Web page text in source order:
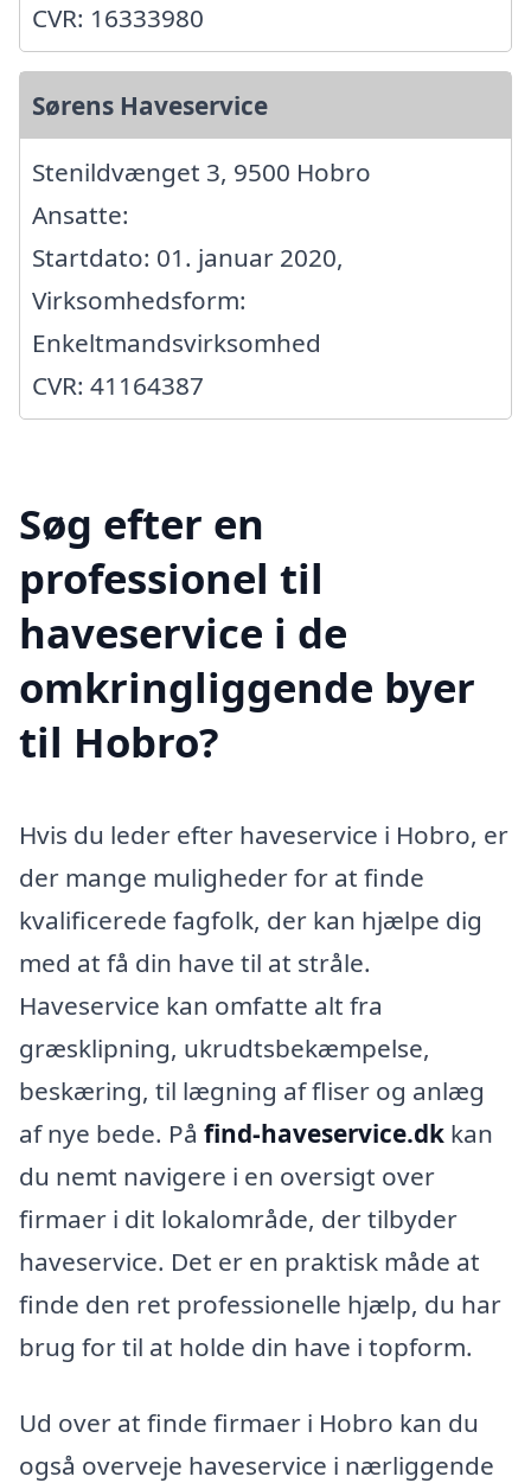
CVR: 16333980
Sørens Haveservice
Stenildvænget 3, 9500 Hobro
Ansatte:
Startdato: 01. januar 2020,
Virksomhedsform:
Enkeltmandsvirksomhed
CVR: 41164387
Søg efter en
professionel til
haveservice i de
omkringliggende byer
til Hobro?
Hvis du leder efter haveservice i Hobro, er
der mange muligheder for at finde
kvalificerede fagfolk, der kan hjælpe dig
med at få din have til at stråle.
Haveservice kan omfatte alt fra
græsklipning, ukrudtsbekæmpelse,
beskæring, til lægning af fliser og anlæg
af nye bede. På find-haveservice.dk kan
du nemt navigere i en oversigt over
firmaer i dit lokalområde, der tilbyder
haveservice. Det er en praktisk måde at
finde den ret professionelle hjælp, du har
brug for til at holde din have i topform.
Ud over at finde firmaer i Hobro kan du
også overveje haveservice i nærliggende